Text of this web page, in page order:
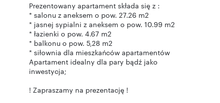
Prezentowany apartament składa się z :
* salonu z aneksem o pow. 27.26 m2
* jasnej sypialni z aneksem o pow. 10.99 m2
* łazienki o pow. 4.67 m2
* balkonu o pow. 5,28 m2
* siłownia dla mieszkańców apartamentów
Apartament idealny dla pary bądź jako
inwestycja;
! Zapraszamy na prezentację !